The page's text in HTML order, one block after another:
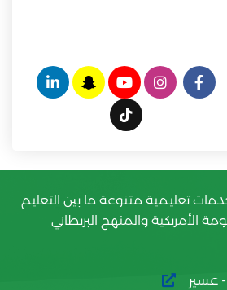
تعليمية متنوعة ما بين التعليم
الأمريكية والمنهج البريطاني
عسير